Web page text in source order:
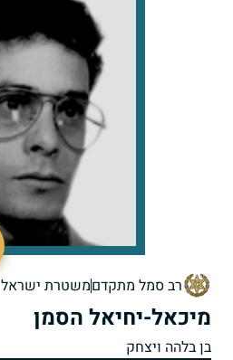
רב סמל מתקדםמשטרת ישראל
מיכאל-יחיאל הסמן
בן בלהה ויצחק